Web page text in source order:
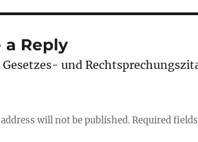
a Reply
und
will not be published.Required